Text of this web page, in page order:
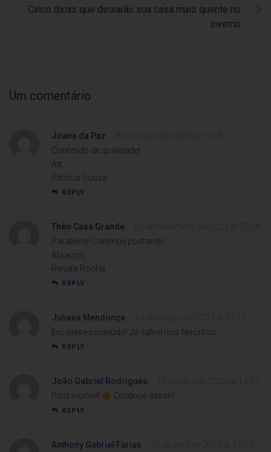
Cinco dicas que deixarão sua casa mais quente no
inverno
Um comentário
Joana da Paz
Conteúdo de qualidade!
Att,
Patrícia Souza
REPLY
Théo Casa Grande
Parabéns! Continue postando.
Abraços,
Renata Rocha
REPLY
Juliana Mendonça
Excelente conteúdo! Já salvei nos favoritos.
REPLY
João Gabriel Rodrigues
Post incrível!
Continue assim!
REPLY
Anthony Gabriel Farias